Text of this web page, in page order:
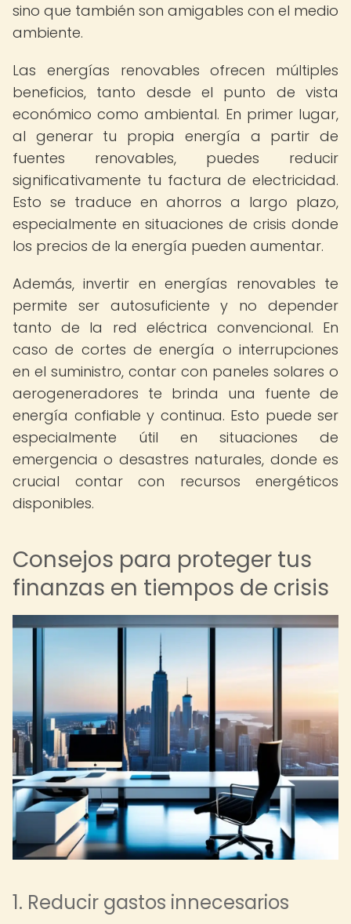
sino que también son amigables con el medio
ambiente.
Las energías renovables ofrecen múltiples
beneficios, tanto desde el punto de vista
económico como ambiental. En primer lugar,
al generar tu propia energía a partir de
fuentes renovables, puedes reducir
significativamente tu factura de electricidad.
Esto se traduce en ahorros a largo plazo,
especialmente en situaciones de crisis donde
los precios de la energía pueden aumentar.
Además, invertir en energías renovables te
permite ser autosuficiente y no depender
tanto de la red eléctrica convencional. En
caso de cortes de energía o interrupciones
en el suministro, contar con paneles solares o
aerogeneradores te brinda una fuente de
energía confiable y continua. Esto puede ser
especialmente útil en situaciones de
emergencia o desastres naturales, donde es
crucial contar con recursos energéticos
disponibles.
Consejos para proteger tus
finanzas en tiempos de crisis
1. Reducir gastos innecesarios